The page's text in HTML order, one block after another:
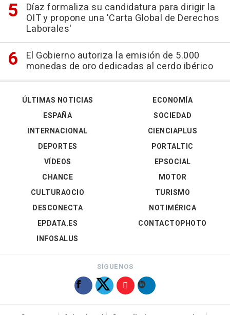
Díaz formaliza su candidatura para dirigir la
OIT y propone una 'Carta Global de Derechos
Laborales'
El Gobierno autoriza la emisión de 5.000
monedas de oro dedicadas al cerdo ibérico
ÚLTIMAS NOTICIAS
ESPAÑA
INTERNACIONAL
DEPORTES
VÍDEOS
ECONOMÍA
SOCIEDAD
CIENCIAPLUS
PORTALTIC
EPSOCIAL
CHANCE
CULTURAOCIO
DESCONECTA
EPDATA.ES
INFOSALUS
MOTOR
TURISMO
NOTIMÉRICA
CONTACTOPHOTO
SÍGUENOS